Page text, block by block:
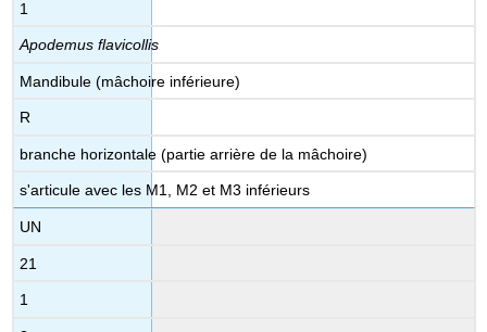
1
Apodemus flavicollis
Mandibule (mâchoire inférieure)
R
branche horizontale (partie arrière de la mâchoire)
s'articule avec les M1, M2 et M3 inférieurs
UN
21
1